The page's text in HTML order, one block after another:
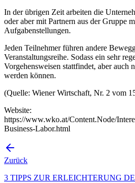
In der übrigen Zeit arbeiten die
oder aber mit Partnern aus der Gruppe
Aufgabenstellungen.
Jeden Teilnehmer führen andere
Veranstaltungsreihe. Sodass ein sehr
Vorgehensweisen stattfindet, aber auch
werden können.
(Quelle: Wiener Wirtschaft, Nr. 2 vom
Website:
https://www.wko.at/Content.Node/
Business-Labor.html
Zurück
3 TIPPS ZUR ERLEICHTERUNG